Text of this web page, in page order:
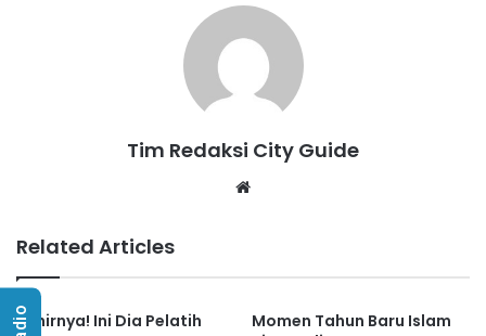
Tim Redaksi City Guide
Related Articles
Akhirnya! Ini Dia Pelatih
Momen Tahun Baru Islam